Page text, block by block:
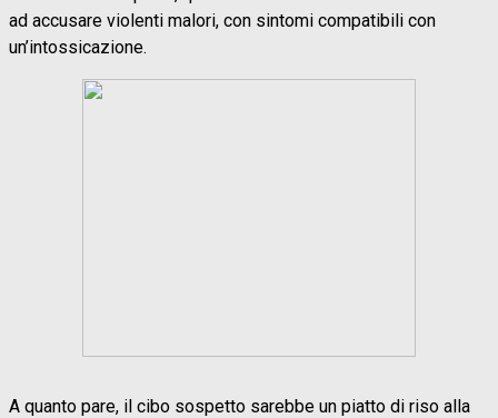
ad accusare violenti malori, con sintomi compatibili con
un’intossicazione.
A quanto pare, il cibo sospetto sarebbe un piatto di riso alla